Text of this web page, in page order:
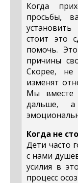
Когда
просьбы,
стоит это
помочь.
причины
Скорее,
изменят
Мы вместе
дальше, а
Когда не
Дети часто
с нами
усилия в
процесс